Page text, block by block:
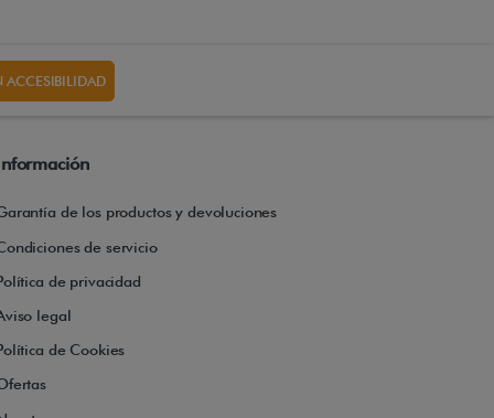
de los productos y devoluciones
de servicio
de privacidad
legal
de Cookies